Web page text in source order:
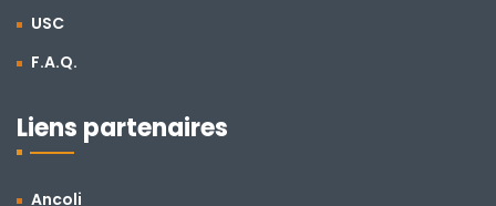
USC
F.A.Q.
Liens partenaires
Ancoli